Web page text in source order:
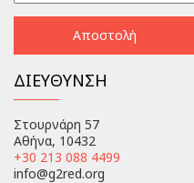
ΔΙΕΥΘΥΝΣΗ
Στουρνάρη 57
Αθήνα, 10432
+30 213 088 4499
info@g2red.org